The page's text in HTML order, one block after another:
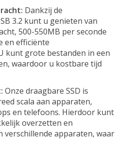
Dankzij de
3.2 kunt u genieten van
500-550MB per seconde
en efficiënte
kunt grote bestanden in een
waardoor u kostbare tijd
Onze draagbare SSD is
scala aan apparaten,
en telefoons. Hierdoor kunt
overzetten en
verschillende apparaten, waar